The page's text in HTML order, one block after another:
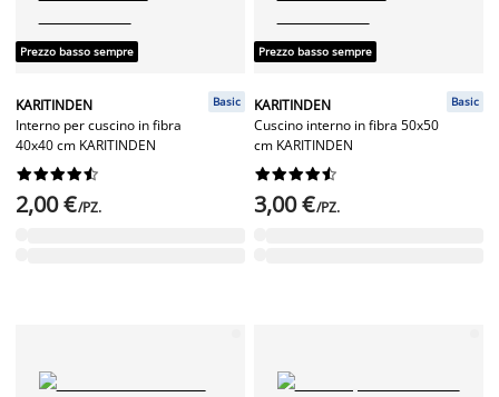
Prezzo basso sempre
KARITINDEN
Interno per cuscino in fibra
40x40 cm KARITINDEN
Basic






2,00 €/PZ.
Prezzo basso sempre
KARITINDEN
Cuscino interno in fibra 50x50
cm KARITINDEN
Basic






3,00 €/PZ.